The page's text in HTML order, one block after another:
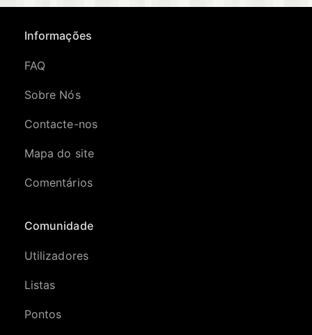
Informações
FAQ
Sobre Nós
Contacte-nos
Mapa do site
Comentários
Comunidade
Utilizadores
Listas
Pontos